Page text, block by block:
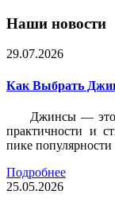
Наши новости
29.07.2026
Как Выбрать
Джинсы — это
практичности и
пике популярности
Подробнее
25.05.2026